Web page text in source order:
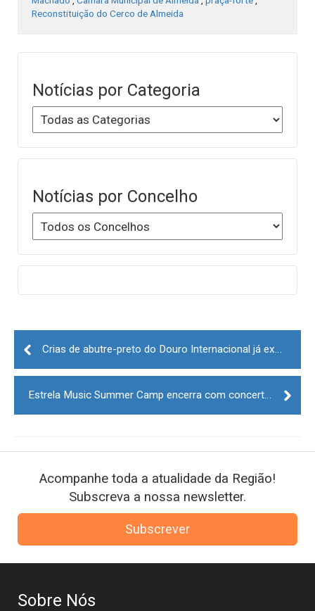
Reconstituição do Cerco de Almeida
Notícias por Categoria
Notícias por Concelho
Post
navigation
Crias de abutre-preto do Douro Internacional já exploram território
Estrela Music Summer Camp encerra com concerto na Sé Catedral da Guarda
Acompanhe toda a atualidade da Região!
Subscreva a nossa newsletter.
Subscrever
Sobre Nós